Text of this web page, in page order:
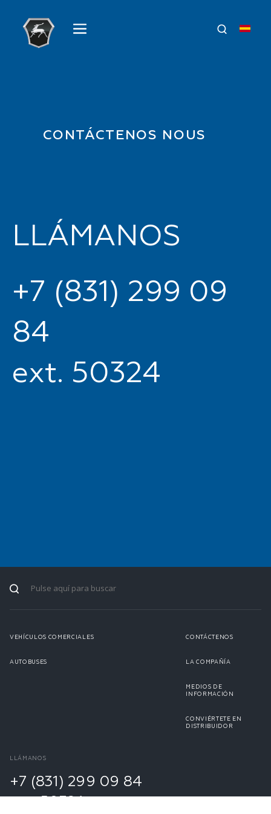
CONTÁCTENOS NOUS
LLÁMANOS
+7 (831) 299 09
84
ext. 50324
VEHÍCULOS COMERCIALES
AUTOBUSES
CONTÁCTENOS
LA COMPAÑÍA
MEDIOS DE
INFORMACIÓN
CONVIÉRTETE EN
DISTRIBUIDOR
LLÁMANOS
+7 (831) 299 09 84